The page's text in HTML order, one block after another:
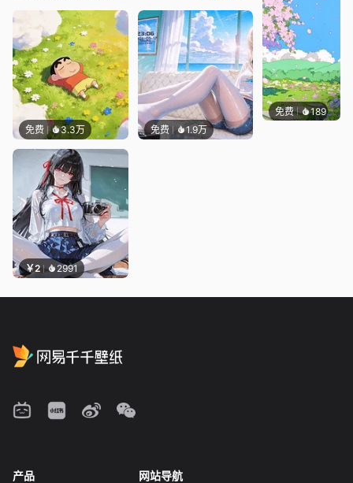
免费 3.3万 免费 1.9万
￥2 2991
免费 189豆子
产品 网站导航